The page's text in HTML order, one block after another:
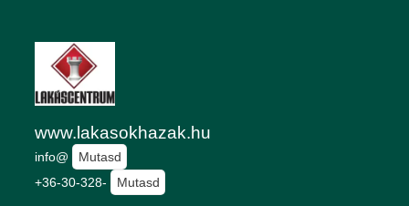
www.lakasokhazak.hu
info@
Mutasd
+36-30-328-
Mutasd